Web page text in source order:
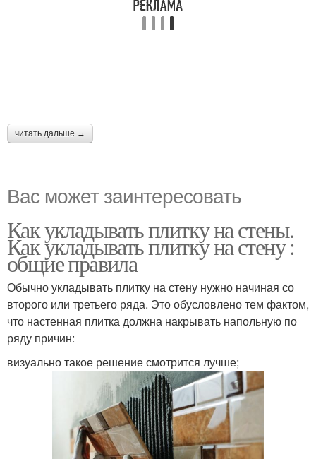
читать дальше →
Вас может заинтересовать
Как укладывать плитку на стены.
Как укладывать плитку на стену :
общие правила
Обычно укладывать плитку на стену нужно начиная со
второго или третьего ряда. Это обусловлено тем фактом,
что настенная плитка должна накрывать напольную по
ряду причин:
визуально такое решение смотрится лучше;